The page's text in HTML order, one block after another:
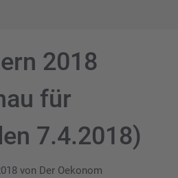
2018
für
7.4.2018)
von Der Oekonom